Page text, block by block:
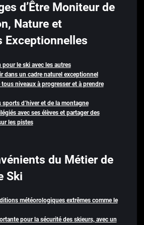
d’Être Moniteur de
Nature et
Exceptionnelles
pour le ski avec les autres
dans un cadre naturel exceptionnel
niveaux à progresser et à prendre
sports d’hiver et de la montagne
avec ses élèves et partager des
les pistes
du Métier de
Ski
météorologiques extrêmes comme le
pour la sécurité des skieurs, avec un